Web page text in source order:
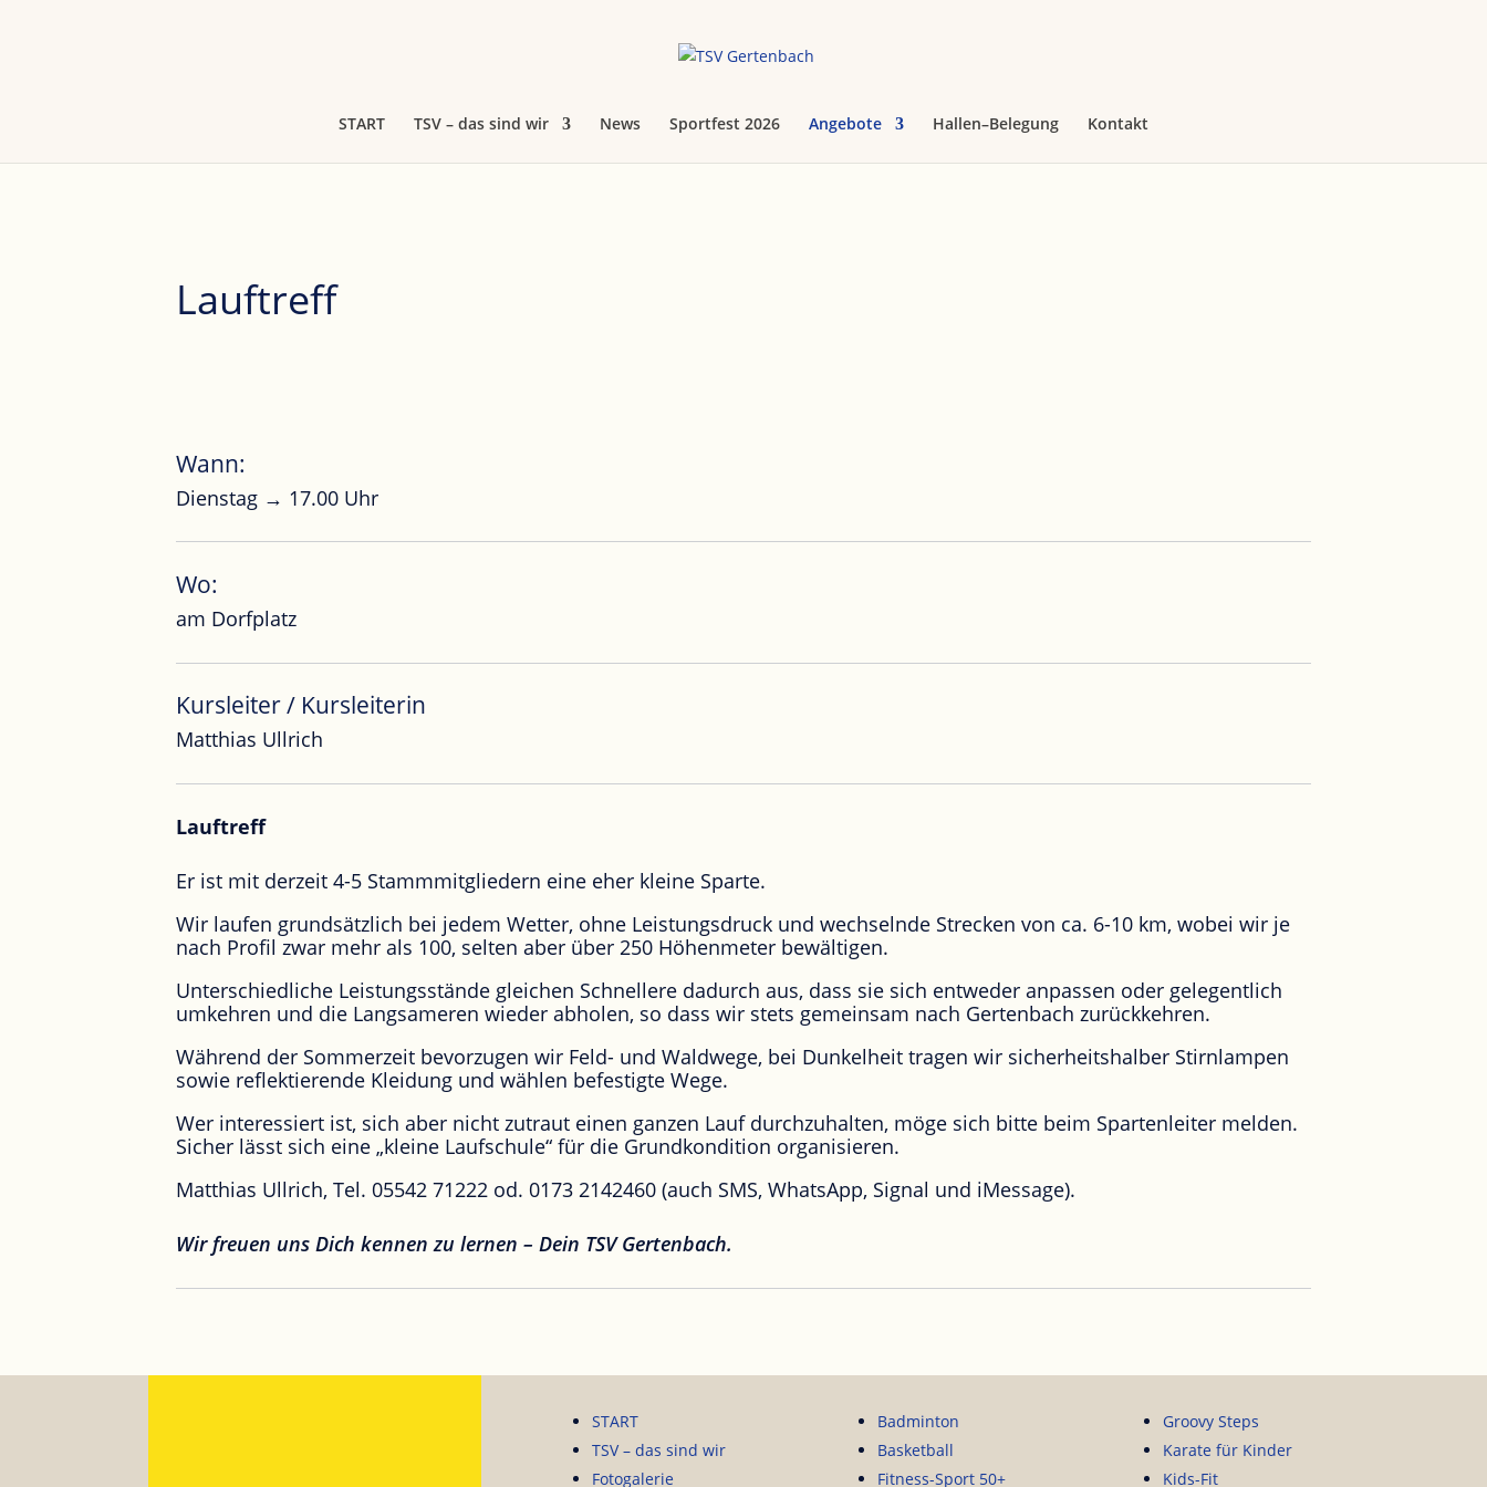
START TSV – das sind wir News Sportfest 2026 Angebote Hallen–Belegung Kontakt
Lauftreff
Wann:
Dienstag → 17.00 Uhr
Wo:
am Dorfplatz
Kursleiter / Kursleiterin
Matthias Ullrich
Lauftreff
Er ist mit derzeit 4-5 Stammmitgliedern eine eher kleine Sparte.
Wir laufen grundsätzlich bei jedem Wetter, ohne Leistungsdruck und wechselnde Strecken von ca. 6-10 km, wobei wir je
nach Profil zwar mehr als 100, selten aber über 250 Höhenmeter bewältigen.
Unterschiedliche Leistungsstände gleichen Schnellere dadurch aus, dass sie sich entweder anpassen oder gelegentlich
umkehren und die Langsameren wieder abholen, so dass wir stets gemeinsam nach Gertenbach zurückkehren.
Während der Sommerzeit bevorzugen wir Feld- und Waldwege, bei Dunkelheit tragen wir sicherheitshalber Stirnlampen
sowie reflektierende Kleidung und wählen befestigte Wege.
Wer interessiert ist, sich aber nicht zutraut einen ganzen Lauf durchzuhalten, möge sich bitte beim Spartenleiter melden.
Sicher lässt sich eine „kleine Laufschule“ für die Grundkondition organisieren.
Matthias Ullrich, Tel. 05542 71222 od. 0173 2142460 (auch SMS, WhatsApp, Signal und iMessage).
Wir freuen uns Dich kennen zu lernen – Dein TSV Gertenbach.
START
TSV – das sind wir
Fotogalerie
Badminton
Basketball
Fitness-Sport 50+
Groovy Steps
Karate für Kinder
Kids-Fit